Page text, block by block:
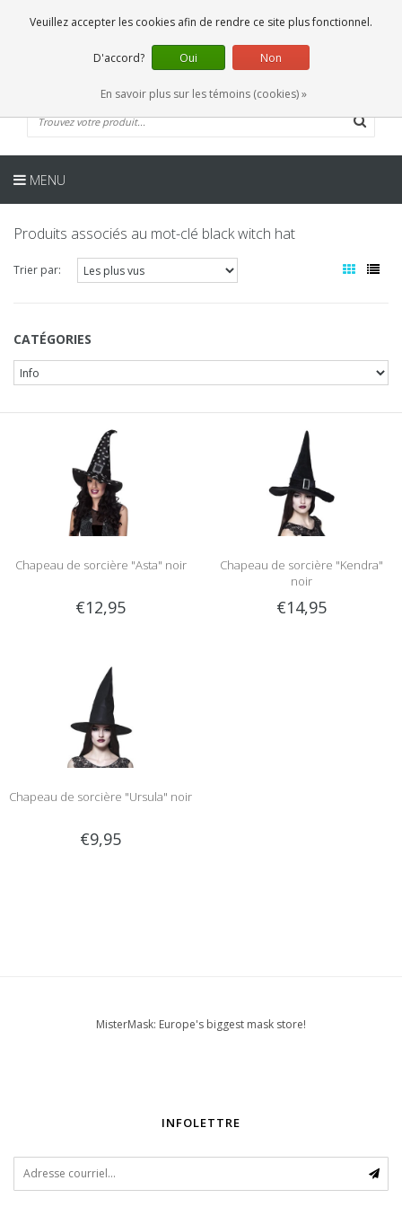
0 Articles
FR
MENU
Produits associés au mot-clé black witch hat
Trier par:
CATÉGORIES
Chapeau de sorcière "Asta" noir
€12,95
Chapeau de sorcière "Kendra"
noir
€14,95
Chapeau de sorcière "Ursula" noir
€9,95
MisterMask: Europe's biggest mask store!
INFOLETTRE
Veuillez accepter les cookies afin de rendre ce site plus fonctionnel.
D'accord? Oui Non
En savoir plus sur les témoins (cookies) »